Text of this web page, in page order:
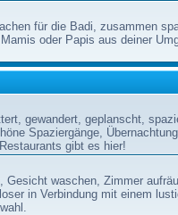
für die Badi, zusammen
oder Papis aus deiner
gewandert, geplanscht,
Spaziergänge,
gibt es hier!
Gesicht waschen, Zimmer
in Verbindung mit einem